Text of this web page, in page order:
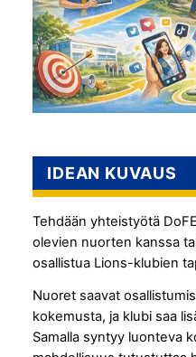
IDEAN KUVAUS
Tehdään yhteistyötä
olevien nuorten kanssa
osallistua Lions-klubien
Nuoret saavat
kokemusta, ja klubi saa
Samalla syntyy luonteva